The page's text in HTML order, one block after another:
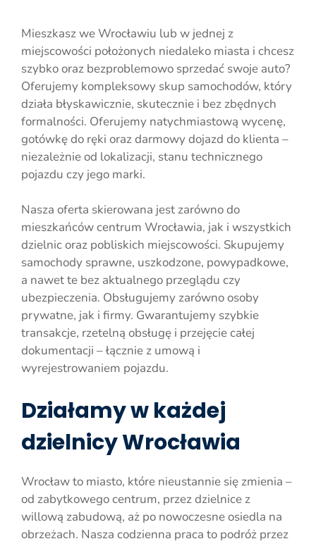
Mieszkasz we Wrocławiu lub w jednej z
miejscowości położonych niedaleko miasta i chcesz
szybko oraz bezproblemowo sprzedać swoje auto?
Oferujemy kompleksowy skup samochodów, który
działa błyskawicznie, skutecznie i bez zbędnych
formalności. Oferujemy natychmiastową wycenę,
gotówkę do ręki oraz darmowy dojazd do klienta –
niezależnie od lokalizacji, stanu technicznego
pojazdu czy jego marki.
Nasza oferta skierowana jest zarówno do
mieszkańców centrum Wrocławia, jak i wszystkich
dzielnic oraz pobliskich miejscowości. Skupujemy
samochody sprawne, uszkodzone, powypadkowe,
a nawet te bez aktualnego przeglądu czy
ubezpieczenia. Obsługujemy zarówno osoby
prywatne, jak i firmy. Gwarantujemy szybkie
transakcje, rzetelną obsługę i przejęcie całej
dokumentacji – łącznie z umową i
wyrejestrowaniem pojazdu.
Działamy w każdej
dzielnicy Wrocławia
Wrocław to miasto, które nieustannie się zmienia –
od zabytkowego centrum, przez dzielnice z
willową zabudową, aż po nowoczesne osiedla na
obrzeżach. Nasza codzienna praca to podróż przez